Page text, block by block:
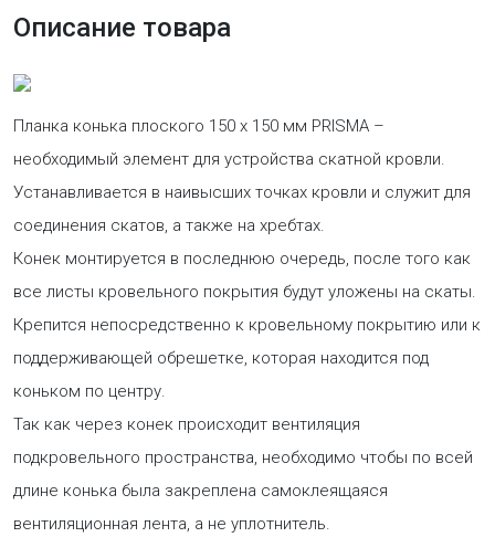
Описание товара
Планка конька плоского 150 х 150 мм PRISMA –
необходимый элемент для устройства скатной кровли.
Устанавливается в наивысших точках кровли и служит для
соединения скатов, а также на хребтах.
Конек монтируется в последнюю очередь, после того как
все листы кровельного покрытия будут уложены на скаты.
Крепится непосредственно к кровельному покрытию или к
поддерживающей обрешетке, которая находится под
коньком по центру.
Так как через конек происходит вентиляция
подкровельного пространства, необходимо чтобы по всей
длине конька была закреплена самоклеящаяся
вентиляционная лента, а не уплотнитель.